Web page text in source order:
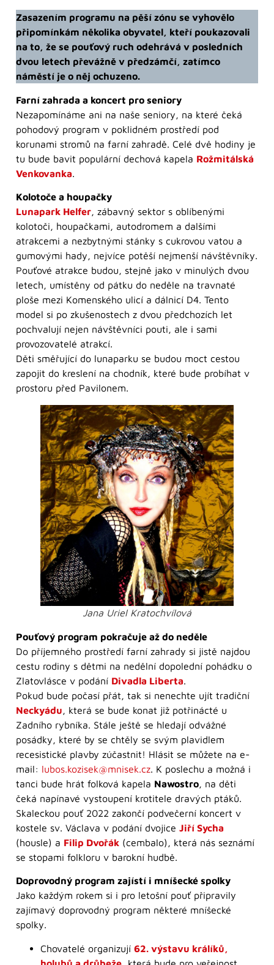
Zasazením programu na pěší zónu se vyhovělo
připomínkám několika obyvatel, kteří poukazovali
na to, že se pouťový ruch odehrává v posledních
dvou letech převážně v předzámčí, zatímco
náměstí je o něj ochuzeno.
Farní zahrada a koncert pro seniory
Nezapomínáme ani na naše seniory, na které čeká
pohodový program v poklidném prostředí pod
korunami stromů na farní zahradě. Celé dvě hodiny je
tu bude bavit populární dechová kapela Rožmitálská
Venkovanka.
Kolotoče a houpačky
Lunapark Helfer, zábavný sektor s oblíbenými
kolotoči, houpačkami, autodromem a dalšími
atrakcemi a nezbytnými stánky s cukrovou vatou a
gumovými hady, nejvíce potěší nejmenší návštěvníky.
Pouťové atrakce budou, stejně jako v minulých dvou
letech, umístěny od pátku do neděle na travnaté
ploše mezi Komenského ulicí a dálnicí D4. Tento
model si po zkušenostech z dvou předchozích let
pochvalují nejen návštěvníci pouti, ale i sami
provozovatelé atrakcí.
Děti směřující do lunaparku se budou moct cestou
zapojit do kreslení na chodník, které bude probíhat v
prostoru před Pavilonem.
Jana Uriel Kratochvílová
Pouťový program pokračuje až do neděle
Do příjemného prostředí farní zahrady si jistě najdou
cestu rodiny s dětmi na nedělní dopolední pohádku o
Zlatovlásce v podání Divadla Liberta.
Pokud bude počasí přát, tak si nenechte ujít tradiční
Neckyádu, která se bude konat již potřinácté u
Zadního rybníka. Stále ještě se hledají odvážné
posádky, které by se chtěly se svým plavidlem
recesistické plavby zúčastnit! Hlásit se můžete na e-
mail: lubos.kozisek@mnisek.cz. K poslechu a možná i
tanci bude hrát folková kapela Nawostro, na děti
čeká napínavé vystoupení krotitele dravých ptáků.
Skaleckou pouť 2022 zakončí podvečerní koncert v
kostele sv. Václava v podání dvojice Jiří Sycha
(housle) a Filip Dvořák (cembalo), která nás seznámí
se stopami folkloru v barokní hudbě.
Doprovodný program zajístí i mníšecké spolky
Jako každým rokem si i pro letošní pouť připravily
zajímavý doprovodný program některé mníšecké
spolky.
Chovatelé organizují 62. výstavu králíků,